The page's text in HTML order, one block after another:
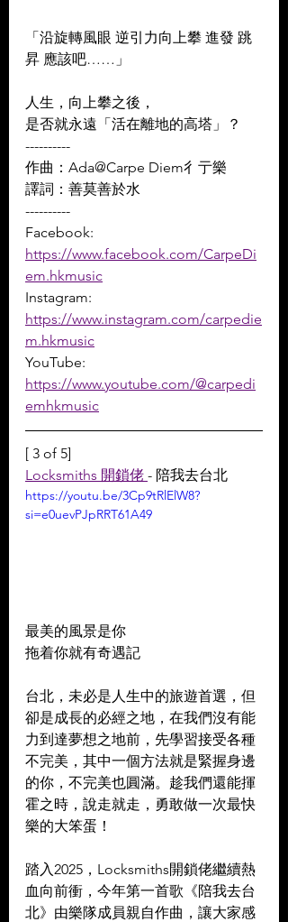
「沿旋轉風眼 逆引力向上攀 進發 跳
昇 應該吧……」
人生，向上攀之後，
是否就永遠「活在離地的高塔」？
----------
作曲：Ada@Carpe Diem彳亍樂
譯詞：善莫善於水
----------
Facebook:
https://www.facebook.com/CarpeDi
em.hkmusic
Instagram:
https://www.instagram.com/carpedie
m.hkmusic
YouTube:
https://www.youtube.com/@carpedi
emhkmusic
[ 3 of 5]
Locksmiths 開鎖佬 - 陪我去台北
https://youtu.be/3Cp9tRlElW8?
si=e0uevPJpRRT61A49
最美的風景是你
拖着你就有奇遇記
台北，未必是人生中的旅遊首選，但
卻是成長的必經之地，在我們沒有能
力到達夢想之地前，先學習接受各種
不完美，其中一個方法就是緊握身邊
的你，不完美也圓滿。趁我們還能揮
霍之時，說走就走，勇敢做一次最快
樂的大笨蛋！
踏入2025，Locksmiths開鎖佬繼續熱
血向前衝，今年第一首歌《陪我去台
北》由樂隊成員親自作曲，讓大家感